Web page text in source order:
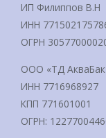
ИП Филиппов В.Н
ИНН
ОГРН
ООО «ТД
ИНН 7716968927
КПП 771601001
ОГРН: